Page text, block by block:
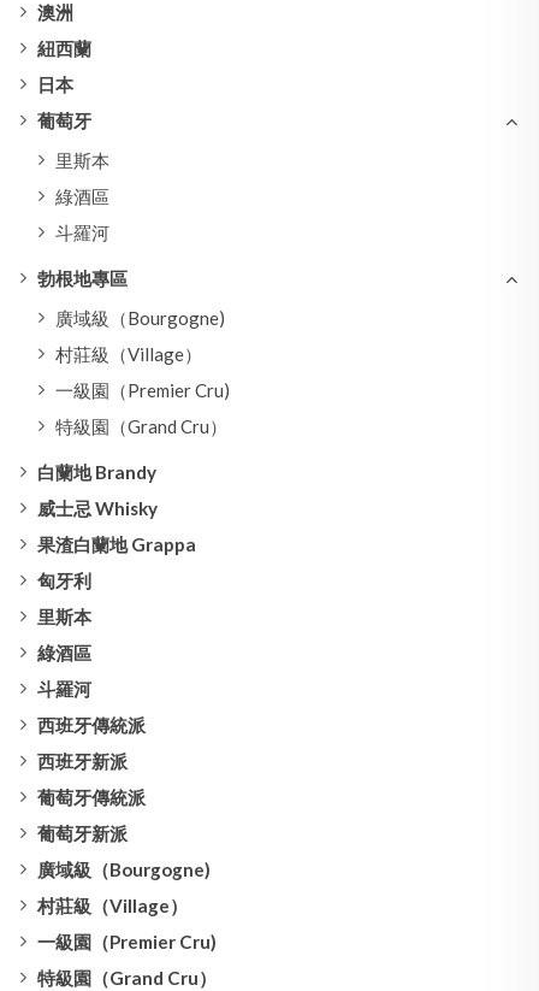
澳洲
紐西蘭
日本
葡萄牙
里斯本
綠酒區
斗羅河
勃根地專區
廣域級（Bourgogne)
村莊級（Village）
一級園（Premier Cru)
特級園（Grand Cru）
白蘭地 Brandy
威士忌 Whisky
果渣白蘭地 Grappa
匈牙利
里斯本
綠酒區
斗羅河
西班牙傳統派
西班牙新派
葡萄牙傳統派
葡萄牙新派
廣域級（Bourgogne)
村莊級（Village）
一級園（Premier Cru)
特級園（Grand Cru）